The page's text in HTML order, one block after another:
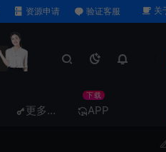
资源申请 验证客服 关
更多… APP
下载